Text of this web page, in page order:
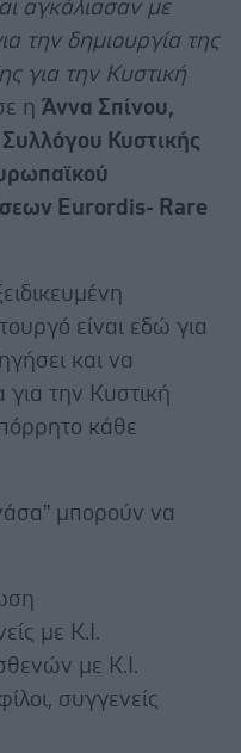
αγκάλιασαν με
την δημιουργία της
για την Κυστική
η Άννα Σπίνου,
Κυστικής
Eurordis- Rare
είναι εδώ για
και να
την Κυστική
κάθε
μπορούν να
με Κ.Ι.
με Κ.Ι.
συγγενείς